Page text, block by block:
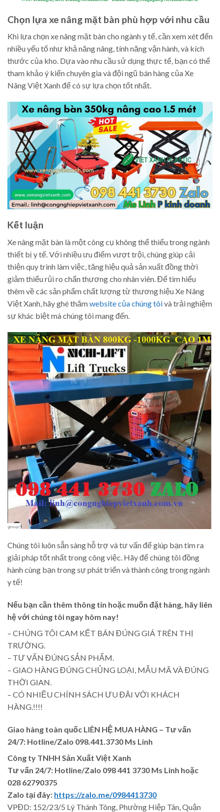
Chọn lựa xe nâng mặt bàn phù hợp với nhu cầu
Khi lựa chọn xe nâng mặt bàn cho ngành y tế, cần xem xét đến
nhiều yếu tố như khả năng nâng, tính năng vận hành, và kích
thước của kho. Dựa vào nhu cầu sử dụng thực tế, bạn có thể
tham khảo ý kiến chuyên gia và đội ngũ bán hàng của Xe
Nâng Việt Xanh để có sự lựa chọn tốt nhất.
Kết luận
Xe nâng mặt bàn là một công cụ không thể thiếu trong ngành
thiết bị y tế. Với nhiều ưu điểm vượt trội, chúng giúp cải
thiện quy trình làm việc, tăng hiệu quả sản xuất đồng thời
giảm thiểu rủi ro chấn thương cho nhân viên. Để tìm hiểu
thêm về các sản phẩm chất lượng từ thương hiệu Xe Nâng
Việt Xanh, hãy ghé thămwebsite của chúng tôivà trải nghiệm
sự khác biệt mà chúng tôi mang đến.
Chúng tôi luôn sẵn sàng hỗ trợ và tư vấn để giúp bạn tìm ra
giải pháp tốt nhất trong công việc. Hãy để chúng tôi đồng
hành cùng bạn trong sự phát triển và thành công trong ngành
y tế!
Nếu bạn cần thêm thông tin hoặc muốn đặt hàng, hãy liên
hệ với chúng tôi ngay hôm nay!
– CHÚNG TÔI CAM KẾT BÁN ĐÚNG GIÁ TRÊN THỊ
TRƯỜNG.
– TƯ VẤN ĐÚNG SẢN PHẨM.
– GIAO HÀNG ĐÚNG CHỦNG LOẠI, MẪU MÃ VÀ ĐÚNG
THỜI GIAN.
– CÓ NHIỀU CHÍNH SÁCH ƯU ĐÃI VỚI KHÁCH
HÀNG.!!!!
Giao hàng toàn quốc LIÊN HỆ MUA HÀNG – Tư vấn
24/7: Hotline/Zalo 098.441.3730 Ms Linh
Công ty TNHH Sản Xuất Việt Xanh
Tư vấn 24/7: Hotline/Zalo 098 441 3730 Ms Linh hoặc
028 62790375
Zalo tại đây: https://zalo.me/0984413730
VPĐD: 152/23/5 Lý Thánh Tông, Phường Hiệp Tân, Quận